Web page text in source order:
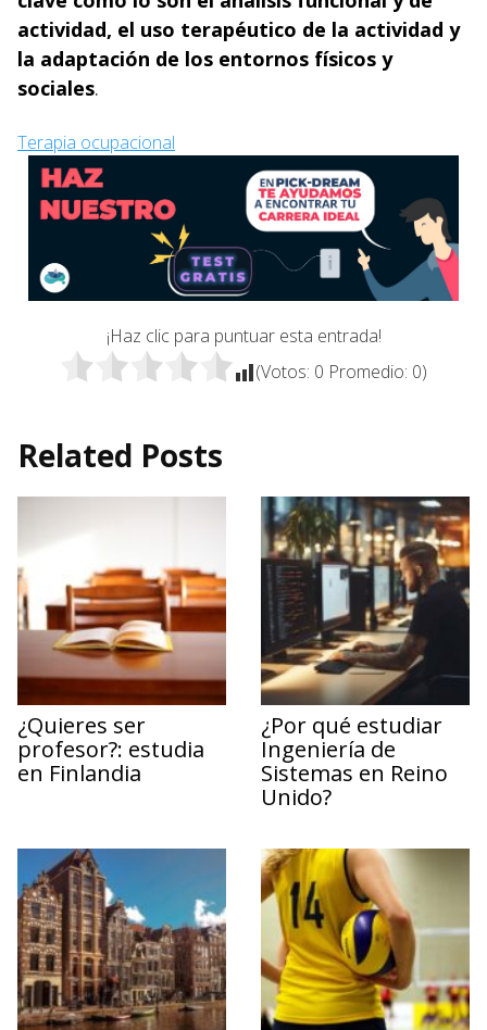
actividad, el uso terapéutico de la actividad y
la adaptación de los entornos físicos y
sociales.
Terapia ocupacional
¡Haz clic para puntuar esta entrada!
(Votos: 0 Promedio: 0)
Related Posts
¿Quieres ser
profesor?: estudia
en Finlandia
¿Por qué estudiar
Ingeniería de
Sistemas en Reino
Unido?